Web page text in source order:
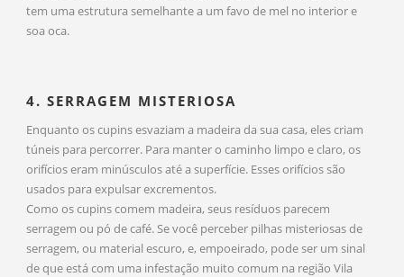
tem uma estrutura semelhante a um favo de mel no interior e
soa oca.
4. SERRAGEM MISTERIOSA
Enquanto os cupins esvaziam a madeira da sua casa, eles criam
túneis para percorrer. Para manter o caminho limpo e claro, os
orifícios eram minúsculos até a superfície. Esses orifícios são
usados para expulsar excrementos.
Como os cupins comem madeira, seus resíduos parecem
serragem ou pó de café. Se você perceber pilhas misteriosas de
serragem, ou material escuro, e, empoeirado, pode ser um sinal
de que está com uma infestação muito comum na região Vila